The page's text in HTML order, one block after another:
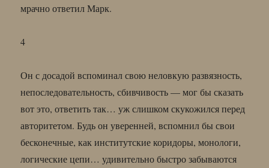
мрачно ответил Марк.
4
Он с досадой вспоминал свою неловкую развязность,
непоследовательность, сбивчивость — мог бы сказать
вот это, ответить так… уж слишком скукожился перед
авторитетом. Будь он уверенней, вспомнил бы свои
бесконечные, как институтские коридоры, монологи,
логические цепи… удивительно быстро забываются